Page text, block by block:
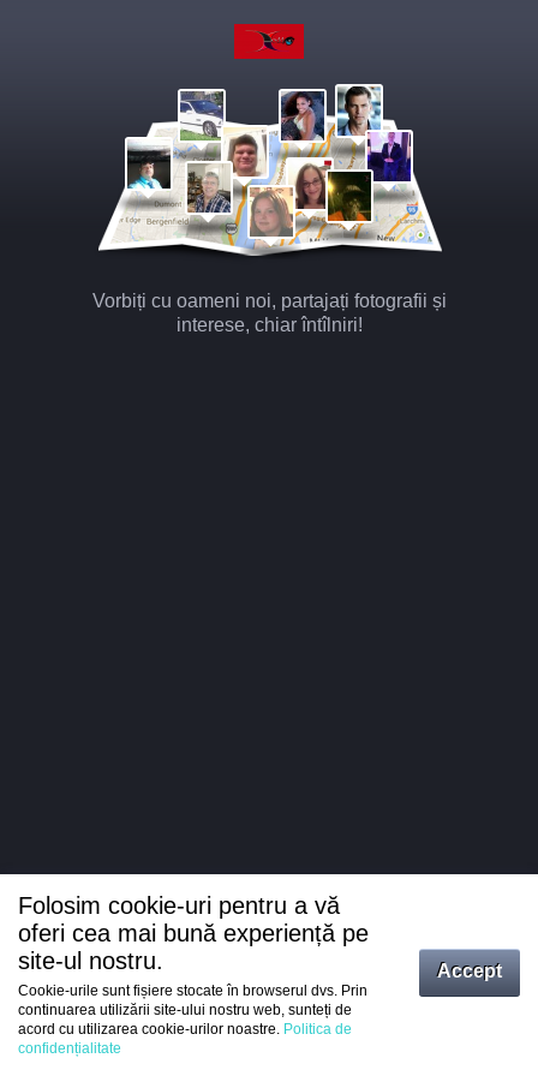
Vorbiți cu oameni noi, partajați fotografii și
interese, chiar întîlniri!
Intrați
Folosim cookie-uri pentru a vă
oferi cea mai bună experiență pe
site-ul nostru.
Cookie-urile sunt fișiere stocate în browserul dvs. Prin
continuarea utilizării site-ului nostru web, sunteți de
acord cu utilizarea cookie-urilor noastre. Politica de
confidențialitate
Accept